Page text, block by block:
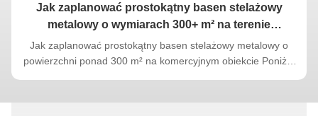
Jak zaplanować prostokątny basen stelażowy
metalowy o wymiarach 300+ m² na terenie
komercyjnym
Jak zaplanować prostokątny basen stelażowy metalowy o
powierzchni ponad 300 m² na komercyjnym obiekcie Poniżej